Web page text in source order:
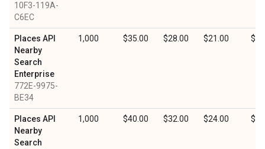
10F3-119A-
C6EC
Places API
Nearby
Search
Enterprise
772E-9975-
BE34
1,000 $35.00 $28.00 $21.00
Places API
Nearby
Search
1,000 $40.00 $32.00 $24.00